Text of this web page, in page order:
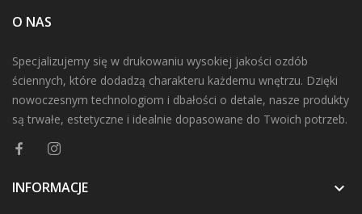
O NAS
Specjalizujemy się w drukowaniu wysokiej jakości ozdób
ściennych, które dodadzą charakteru każdemu wnętrzu. Dzięki
nowoczesnym technologiom i dbałości o detale, nasze produkty
są trwałe, estetyczne i idealnie dopasowane do Twoich potrzeb.
INFORMACJE 